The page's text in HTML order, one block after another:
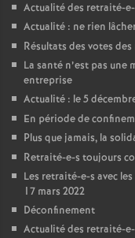
Actualité des retraité-
Actualité : ne rien
Résultats des votes
La santé n’est pas une
entreprise
Actualité : le 5
En période de
Plus que jamais, la
Retraité-e-s toujours
Les retraité-e-s avec
17 mars 2022
Déconfinement
Actualité des retraité-